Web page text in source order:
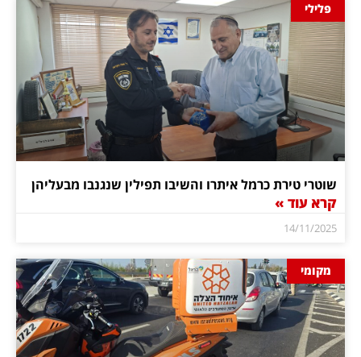
פלילי
שוטרי טירת כרמל איתרו והשיבו תפילין שנגנבו מבעליהן
קרא עוד »
14/11/2025
מקומי